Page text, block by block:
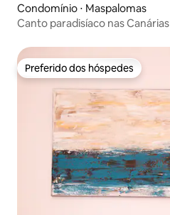
Condomínio ⋅ Maspalomas
Canto paradisíaco nas Canárias
Preferido dos hóspedes
Preferido dos hóspedes